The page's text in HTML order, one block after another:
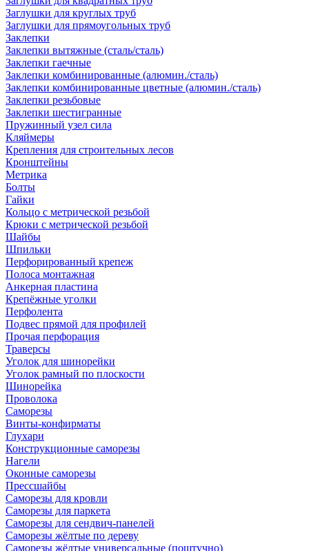
Заглушки для круглых труб
Заглушки для прямоугольных труб
Заклепки
Заклепки вытяжные (сталь/сталь)
Заклепки гаечные
Заклепки комбинированные (алюмин./сталь)
Заклепки комбинированные цветные (алюмин./сталь)
Заклепки резьбовые
Заклепки шестигранные
Пружинный узел сила
Кляймеры
Крепления для строительных лесов
Кронштейны
Метрика
Болты
Гайки
Кольцо с метрической резьбой
Крюки с метрической резьбой
Шайбы
Шпильки
Перфорированный крепеж
Полоса монтажная
Анкерная пластина
Крепёжные уголки
Перфолента
Подвес прямой для профилей
Прочая перфорация
Траверсы
Уголок для шинорейки
Уголок рамный по плоскости
Шинорейка
Проволока
Саморезы
Винты-конфирматы
Глухари
Конструкционные саморезы
Нагели
Оконные саморезы
Прессшайбы
Саморезы для кровли
Саморезы для паркета
Саморезы для сендвич-панелей
Саморезы жёлтые по дереву
Саморезы жёлтые универсальные (поштучно)